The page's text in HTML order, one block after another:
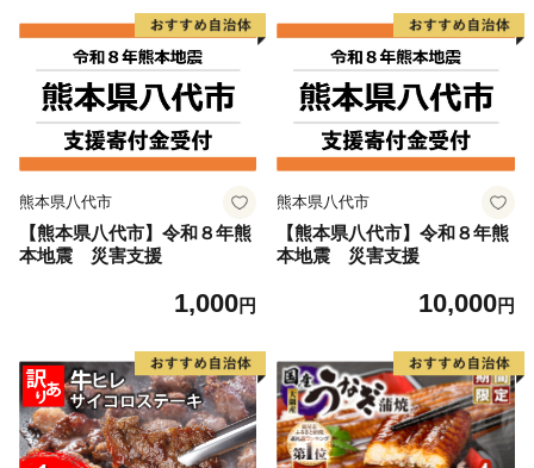
介
熊本県八代市
【熊本県八代市】令和８年熊
本地震 災害支援
1,000円
熊本県八代市
【熊本県八代市】令和８年熊
本地震 災害支援
10,000円